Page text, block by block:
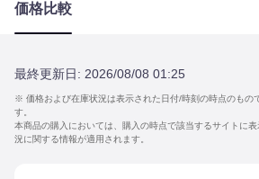
価格比較
最終更新日: 2026/08/08 01:25
※ 価格および在庫状況は表示された日付/時刻の時点のもの
す。
本商品の購入においては、購入の時点で該当するサイトに
況に関する情報が適用されます。